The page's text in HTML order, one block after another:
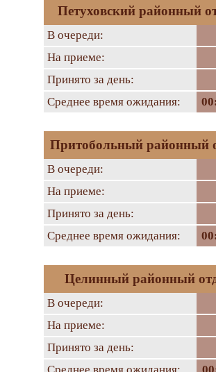
Петуховский районный
В очереди:
На приеме:
Принято за день:
Среднее время ожидания:
Притобольный районный
В очереди:
На приеме:
Принято за день:
Среднее время ожидания:
Целинный районный
В очереди:
На приеме:
Принято за день: